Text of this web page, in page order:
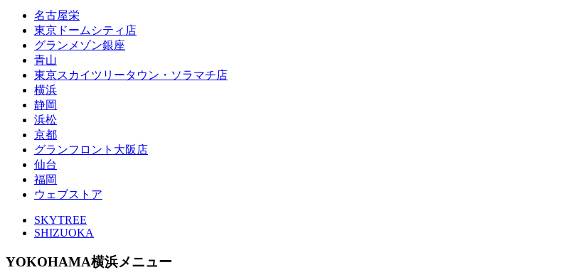
名古屋栄
東京ドームシティ店
グランメゾン銀座
青山
東京スカイツリータウン・ソラマチ店
横浜
静岡
浜松
京都
グランフロント大阪店
仙台
福岡
ウェブストア
SKYTREE
SHIZUOKA
YOKOHAMA横浜メニュー